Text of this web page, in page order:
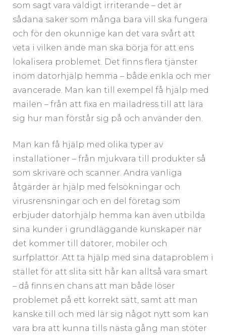
som sagt vara väldigt irriterande – det är
sådana saker som många bara vill ska fungera
och för den okunnige kan det vara svårt att
veta i vilken ände man ska börja för att ens
lokalisera problemet. Det finns flera tjänster
inom datorhjälp hemma – både enkla och mer
avancerade. Man kan till exempel få hjälp med
mailen – från att fixa en mailadress till att lära
sig hur man förstår sig på och använder den.
Man kan få hjälp med olika typer av
installationer – från mjukvara till produkter så
som skrivare och scanner. Andra vanliga
åtgärder är hjälp med felsökningar och
virusrensningar och en del företag som
erbjuder datorhjälp hemma kan även utbilda
sina kunder i grundläggande kunskaper när
det kommer till datorer, mobiler och
surfplattor. Att ta hjälp med sina dataproblem i
stället för att slita sitt hår kan alltså vara smart
– då finns en chans att man både löser
problemet på ett korrekt sätt, samt att man
kanske till och med lär sig något nytt som kan
vara bra att kunna tills nästa gång man stöter